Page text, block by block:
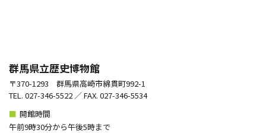
群馬県立歴史博物館
〒370-1293 群馬県高崎市綿貫町992-1
TEL. 027-346-5522 ／ FAX. 027-346-5534
■ 開館時間
午前9時30分から午後5時まで